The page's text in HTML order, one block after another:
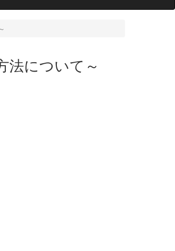
法について～